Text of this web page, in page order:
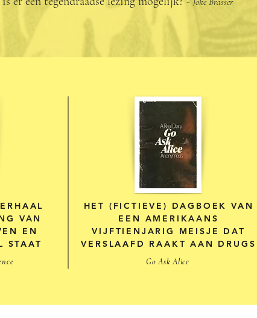
VAN
EN
STAAT
HET (FICTIEVE) DAGBOEK VAN
EEN AMERIKAANS
VIJFTIENJARIG MEISJE DAT
VERSLAAFD RAAKT AAN DRUGS
Go Ask Alice